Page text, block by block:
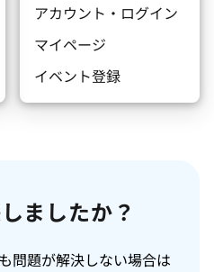
アカウント・ログイン
マイページ
イベント登録
ましたか？
問題が解決しない場合は